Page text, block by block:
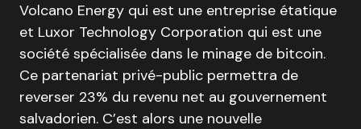
Volcano Energy qui est une entreprise étatique
et Luxor Technology Corporation qui est une
société spécialisée dans le minage de bitcoin.
Ce partenariat privé-public permettra de
reverser 23% du revenu net au gouvernement
salvadorien. C’est alors une nouvelle